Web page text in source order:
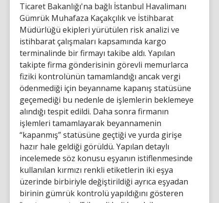
Ticaret Bakanlığı'na bağlı İstanbul Havalimanı
Gümrük Muhafaza Kaçakçılık ve İstihbarat
Müdürlüğü ekipleri yürütülen risk analizi ve
istihbarat çalışmaları kapsamında kargo
terminalinde bir firmayı takibe aldı. Yapılan
takipte firma gönderisinin görevli memurlarca
fiziki kontrolünün tamamlandığı ancak vergi
ödenmediği için beyanname kapanış statüsüne
geçemediği bu nedenle de işlemlerin beklemeye
alındığı tespit edildi. Daha sonra firmanın
işlemleri tamamlayarak beyannamenin
“kapanmış” statüsüne geçtiği ve yurda girişe
hazır hale geldiği görüldü. Yapılan detaylı
incelemede söz konusu eşyanın istiflenmesinde
kullanılan kırmızı renkli etiketlerin iki eşya
üzerinde birbiriyle değiştirildiği ayrıca eşyadan
birinin gümrük kontrolü yapıldığını gösteren